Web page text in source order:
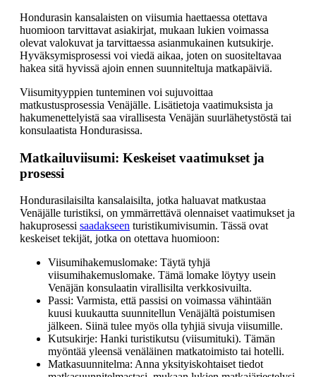
Hondurasin kansalaisten on viisumia haettaessa otettava
huomioon tarvittavat asiakirjat, mukaan lukien voimassa
olevat valokuvat ja tarvittaessa asianmukainen kutsukirje.
Hyväksymisprosessi voi viedä aikaa, joten on suositeltavaa
hakea sitä hyvissä ajoin ennen suunniteltuja matkapäiviä.
Viisumityyppien tunteminen voi sujuvoittaa
matkustusprosessia Venäjälle. Lisätietoja vaatimuksista ja
hakumenettelyistä saa virallisesta Venäjän suurlähetystöstä tai
konsulaatista Hondurasissa.
Matkailuviisumi: Keskeiset vaatimukset ja
prosessi
Hondurasilaisilta kansalaisilta, jotka haluavat matkustaa
Venäjälle turistiksi, on ymmärrettävä olennaiset vaatimukset ja
hakuprosessi saadakseen turistikumivisumin. Tässä ovat
keskeiset tekijät, jotka on otettava huomioon:
Viisumihakemuslomake: Täytä tyhjä
viisumihakemuslomake. Tämä lomake löytyy usein
Venäjän konsulaatin virallisilta verkkosivuilta.
Passi: Varmista, että passisi on voimassa vähintään
kuusi kuukautta suunnitellun Venäjältä poistumisen
jälkeen. Siinä tulee myös olla tyhjiä sivuja viisumille.
Kutsukirje: Hanki turistikutsu (viisumituki). Tämän
myöntää yleensä venäläinen matkatoimisto tai hotelli.
Matkasuunnitelma: Anna yksityiskohtaiset tiedot